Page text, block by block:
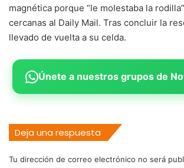
magnética porque “le molestaba la
cercanas al Daily Mail. Tras concluir la
llevado de vuelta a su celda.
Únete a nuestros grupos de
Deja una respuesta
Tu dirección de correo electrónico no será